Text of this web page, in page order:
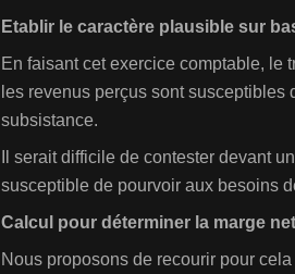
Etablir le caractère plausible sur
En faisant cet exercice comptable, le
les revenus perçus sont
subsistance.
Il serait difficile de contester devant
susceptible de pourvoir aux besoins
Calcul pour déterminer la marge
Nous proposons de recourir pour